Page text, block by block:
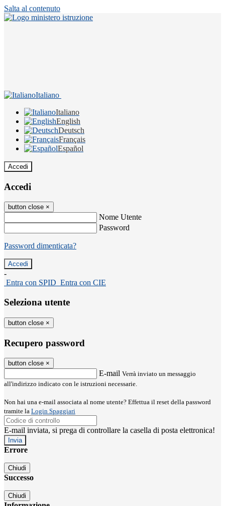
Salta al contenuto
Italiano
Italiano
English
Deutsch
Français
Español
Accedi
Accedi
button close ×
Nome Utente
Password
Password dimenticata?
-
Entra con SPID Entra con CIE
Seleziona utente
button close ×
Recupero password
button close ×
E-mail Verrà inviato un messaggio
all'indirizzo indicato con le istruzioni necessarie.
Non hai una e-mail associata al nome utente? Effettua il reset della password
tramite la Login Spaggiari
E-mail inviata, si prega di controllare la casella di posta elettronica!
Errore
Chiudi
Successo
Chiudi